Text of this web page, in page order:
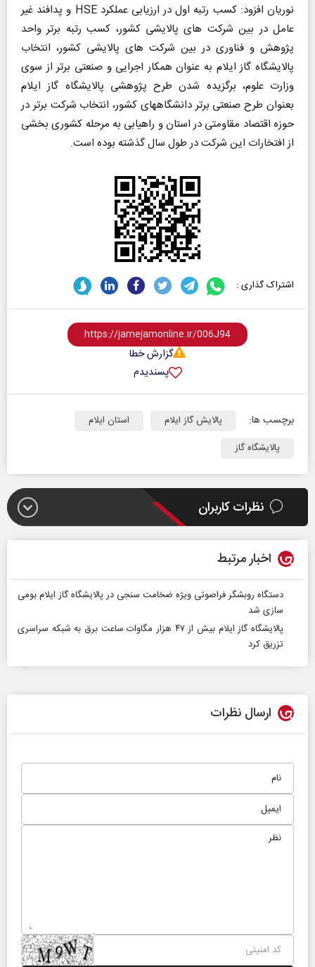
نوریان افزود: کسب رتبه اول در ارزیابی عملکرد HSE و پدافند غیر
عامل در بین شرکت های پالایشی کشور، کسب رتبه برتر واحد
پژوهش و فناوری در بین شرکت های پالایشی کشور، انتخاب
پالایشگاه گاز ایلام به عنوان همکار اجرایی و صنعتی برتر از سوی
وزارت علوم، برگزیده شدن طرح پژوهشی پالایشگاه گاز ایلام
بعنوان طرح صنعتی برتر دانشگاههای کشور، انتخاب شرکت برتر در
حوزه اقتصاد مقاومتی در استان و راهیابی به مرحله کشوری بخشی
از افتخارات این شرکت در طول سال گذشته بوده است.
اشتراک گذاری :
گزارش خطا
پسندیدم
برچسب ها: پالایش گاز ایلام
استان ایلام
پالایشگاه گاز
نظرات کاربران
اخبار مرتبط
دستگاه روبشگر فراصوتی ویژه ضخامت سنجی در پالایشگاه گاز ایلام بومی
سازی شد
پالایشگاه گاز ایلام بیش از ۴۷ هزار مگاوات ساعت برق به شبکه سراسری
تزریق کرد
ارسال نظرات